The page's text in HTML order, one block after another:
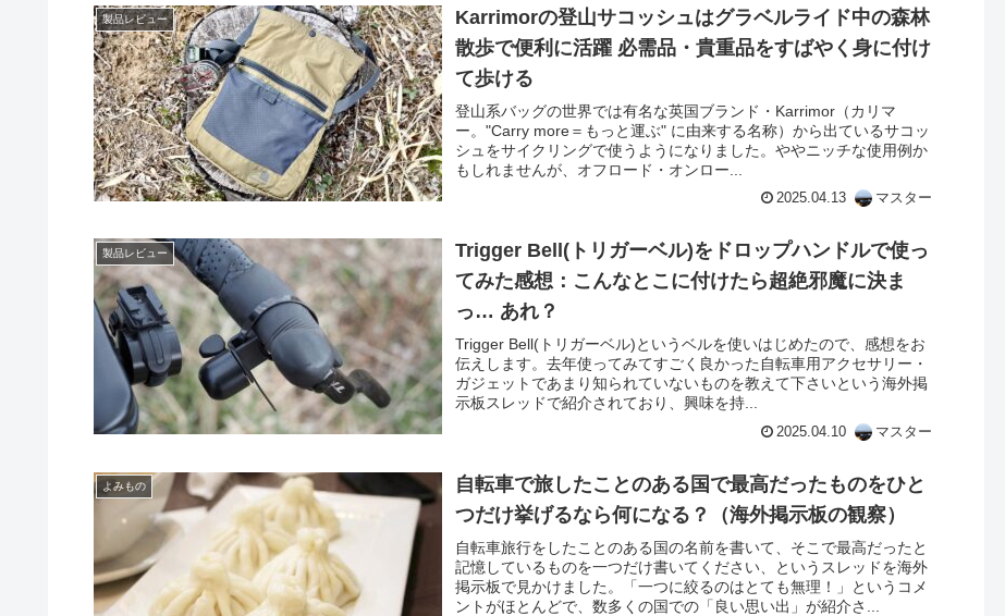
製品レビュー
Karrimorの登山サコッシュはグラベルライド中の森林
散歩で便利に活躍 必需品・貴重品をすばやく身に付け
て歩ける
登山系バッグの世界では有名な英国ブランド・Karrimor（カリマ
ー。"Carry more＝もっと運ぶ" に由来する名称）から出ているサコッ
シュをサイクリングで使うようになりました。ややニッチな使用例か
もしれませんが、オフロード・オンロー...
2025.04.13 マスター
製品レビュー
Trigger Bell(トリガーベル)をドロップハンドルで使っ
てみた感想：こんなとこに付けたら超絶邪魔に決ま
っ… あれ？
Trigger Bell(トリガーベル)というベルを使いはじめたので、感想をお
伝えします。去年使ってみてすごく良かった自転車用アクセサリー・
ガジェットであまり知られていないものを教えて下さいという海外掲
示板スレッドで紹介されており、興味を持...
2025.04.10 マスター
よみもの
自転車で旅したことのある国で最高だったものをひと
つだけ挙げるなら何になる？（海外掲示板の観察）
自転車旅行をしたことのある国の名前を書いて、そこで最高だったと
記憶しているものを一つだけ書いてください、というスレッドを海外
掲示板で見かけました。「一つに絞るのはとても無理！」というコメ
ントがほとんどで、数多くの国での「良い思い出」が紹介さ...